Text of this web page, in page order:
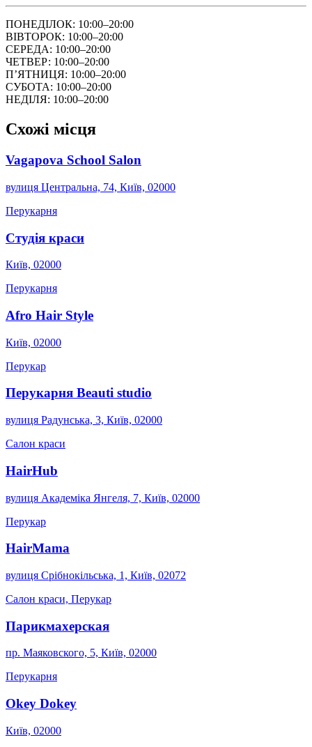
ПОНЕДІЛОК: 10:00–20:00
ВІВТОРОК: 10:00–20:00
СЕРЕДА: 10:00–20:00
ЧЕТВЕР: 10:00–20:00
ПʼЯТНИЦЯ: 10:00–20:00
СУБОТА: 10:00–20:00
НЕДІЛЯ: 10:00–20:00
Схожі місця
Vagapova School Salon
вулиця Центральна, 74, Київ, 02000
Перукарня
Студія краси
Київ, 02000
Перукарня
Afro Hair Style
Київ, 02000
Перукар
Перукарня Beauti studio
вулиця Радунська, 3, Київ, 02000
Салон краси
HairHub
вулиця Академіка Янгеля, 7, Київ, 02000
Перукар
HairMama
вулиця Срібнокільська, 1, Київ, 02072
Салон краси, Перукар
Парикмахерская
пр. Маяковского, 5, Київ, 02000
Перукарня
Okey Dokey
Київ, 02000